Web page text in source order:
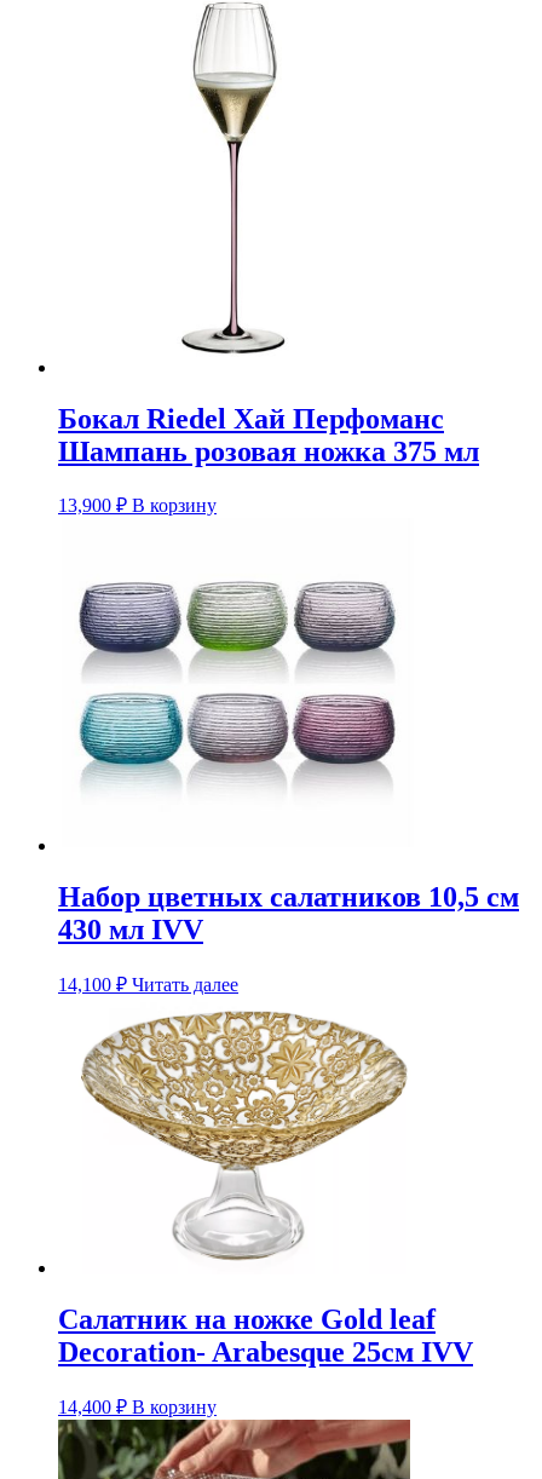
Бокал Riedel Хай Перфоманс
Шампань розовая ножка 375 мл
13,900 ₽ В корзину
Набор цветных салатников 10,5 см
430 мл IVV
14,100 ₽ Читать далее
Салатник на ножке Gold leaf
Decoration- Arabesque 25см IVV
14,400 ₽ В корзину